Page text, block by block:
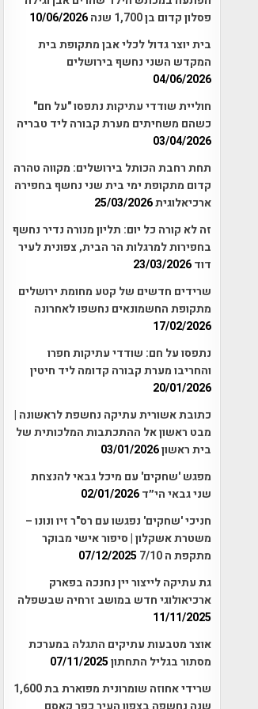
פסלון קדום בן 1,700 שנה
10/06/2026
בית יוצר גדול לכלי אבן מתקופת בית
המקדש השני נחשף בירושלים
04/06/2026
חוליית שודדי עתיקות נתפסו "על חם"
כשהם משחיתים מערת קבורה ליד טבריה
03/04/2026
תחת רחבת הכותל בירושלים: מקווה טהרה
קדום מתקופת ימי בית שני נחשף בחפירה
ארכיאלוגית25/03/2026
זה לא קורה כל יום: תליון מנורה נדיר נחשף
בחפירות למרגלות הר הבית, צפונית לעיר
דוד23/03/2026
שרידים חדשים של קטע מחומת ירושלים
מתקופת החשמונאים נחשפו לאחרונה
17/02/2026
נתפסו על חם: שודדי עתיקות חפרו
והחריבו מערת קבורה קדומה ליד חיטין
20/01/2026
כתובת אשורית עתיקה נחשפת לראשונה |
מבט ראשון אל ההתכתבות המלכותית של
בית ראשון03/01/2026
מפגש 'שחקים' עם מיכל גבאי להנצחת
שני גבאי הי״ד02/01/2026
חניכי 'שחקים' נפגשו עם רס"ר זיו ונונו –
משטרת אשקלון | סיפור אישי מבוקר
מתקפת ה 7/10
07/12/2025
גת עתיקה לייצור יין נחנכה בפארק
ארכיאולוגי חדש במושב זרחיה שבשפלה
11/11/2025
אוצר מטבעות עתיקים התגלה במערכת
מסתור בגליל התחתון07/11/2025
שרידי אחוזה שומרונית מפוארת בת 1,600